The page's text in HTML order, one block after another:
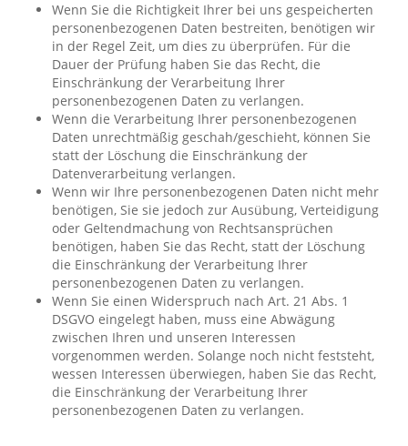
Wenn Sie die Richtigkeit Ihrer bei uns gespeicherten
personenbezogenen Daten bestreiten, benötigen wir
in der Regel Zeit, um dies zu überprüfen. Für die
Dauer der Prüfung haben Sie das Recht, die
Einschränkung der Verarbeitung Ihrer
personenbezogenen Daten zu verlangen.
Wenn die Verarbeitung Ihrer personenbezogenen
Daten unrechtmäßig geschah/geschieht, können Sie
statt der Löschung die Einschränkung der
Datenverarbeitung verlangen.
Wenn wir Ihre personenbezogenen Daten nicht mehr
benötigen, Sie sie jedoch zur Ausübung, Verteidigung
oder Geltendmachung von Rechtsansprüchen
benötigen, haben Sie das Recht, statt der Löschung
die Einschränkung der Verarbeitung Ihrer
personenbezogenen Daten zu verlangen.
Wenn Sie einen Widerspruch nach Art. 21 Abs. 1
DSGVO eingelegt haben, muss eine Abwägung
zwischen Ihren und unseren Interessen
vorgenommen werden. Solange noch nicht feststeht,
wessen Interessen überwiegen, haben Sie das Recht,
die Einschränkung der Verarbeitung Ihrer
personenbezogenen Daten zu verlangen.